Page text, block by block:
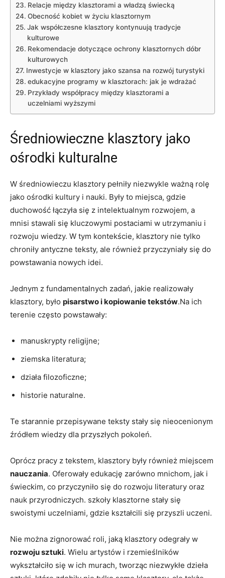
Relacje między klasztorami a władzą świecką
Obecność kobiet w życiu klasztornym
Jak współczesne klasztory kontynuują tradycje
kulturowe
Rekomendacje dotyczące ochrony klasztornych dóbr
kulturowych
Inwestycje w klasztory jako szansa na rozwój turystyki
edukacyjne programy w klasztorach: jak je wdrażać
Przykłady współpracy między klasztorami a
uczelniami wyższymi
Średniowieczne klasztory jako
ośrodki kulturalne
W średniowieczu klasztory pełniły niezwykle ważną rolę
jako ośrodki kultury i nauki. Były to miejsca, gdzie
duchowość łączyła się z intelektualnym rozwojem, a
mnisi stawali się kluczowymi postaciami w utrzymaniu i
rozwoju wiedzy. W tym kontekście, klasztory nie tylko
chroniły antyczne teksty, ale również przyczyniały się do
powstawania nowych idei.
Jednym z fundamentalnych zadań, jakie realizowały
klasztory, było pisarstwo i kopiowanie tekstów.Na ich
terenie często powstawały:
manuskrypty religijne;
ziemska literatura;
działa filozoficzne;
historie naturalne.
Te starannie przepisywane teksty stały się nieocenionym
źródłem wiedzy dla przyszłych pokoleń.
Oprócz pracy z tekstem, klasztory były również miejscem
nauczania. Oferowały edukację zarówno mnichom, jak i
świeckim, co przyczyniło się do rozwoju literatury oraz
nauk przyrodniczych. szkoły klasztorne stały się
swoistymi uczelniami, gdzie kształcili się przyszli uczeni.
Nie można zignorować roli, jaką klasztory odegrały w
rozwoju sztuki. Wielu artystów i rzemieślników
wykształciło się w ich murach, tworząc niezwykłe dzieła